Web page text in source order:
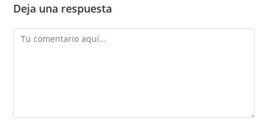
Deja una respuesta
Comentario